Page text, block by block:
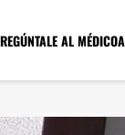
AL MÉDICO